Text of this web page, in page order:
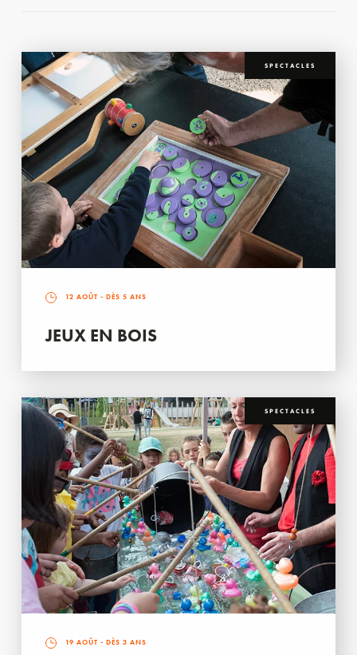
SPECTACLES
12 AOÛT - DÈS 5 ANS
JEUX EN BOIS
SPECTACLES
19 AOÛT - DÈS 3 ANS